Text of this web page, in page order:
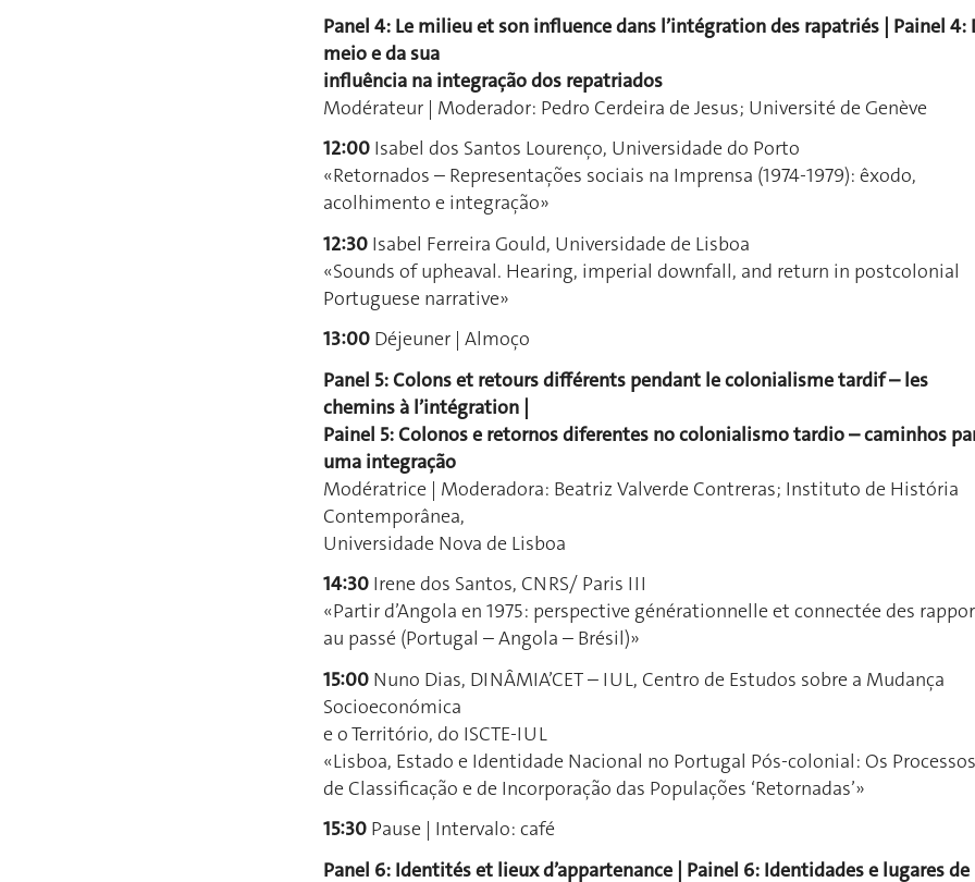
Panel 4: Le milieu et son influence dans l’intégration des rapatriés | Painel 4:
meio e da sua
influência na integração dos repatriados
Modérateur | Moderador: Pedro Cerdeira de Jesus; Université de Genève
12:00 Isabel dos Santos Lourenço, Universidade do Porto
«Retornados – Representações sociais na Imprensa (1974-1979): êxodo,
acolhimento e integração»
12:30 Isabel Ferreira Gould, Universidade de Lisboa
«Sounds of upheaval. Hearing, imperial downfall, and return in postcolonial
Portuguese narrative»
13:00 Déjeuner | Almoço
Panel 5: Colons et retours différents pendant le colonialisme tardif – les
chemins à l’intégration |
Painel 5: Colonos e retornos diferentes no colonialismo tardio – caminhos
uma integração
Modératrice | Moderadora: Beatriz Valverde Contreras; Instituto de História
Contemporânea,
Universidade Nova de Lisboa
14:30 Irene dos Santos, CNRS/ Paris III
«Partir d’Angola en 1975 : perspective générationnelle et connectée des
au passé (Portugal – Angola – Brésil)»
15:00 Nuno Dias, DINÂMIA’CET – IUL, Centro de Estudos sobre a Mudança
Socioeconómica
e o Território, do ISCTE-IUL
«Lisboa, Estado e Identidade Nacional no Portugal Pós-colonial: Os Processos
de Classificação e de Incorporação das Populações ‘Retornadas’»
15:30 Pause | Intervalo: café
Panel 6: Identités et lieux d’appartenance | Painel 6: Identidades e lugares de